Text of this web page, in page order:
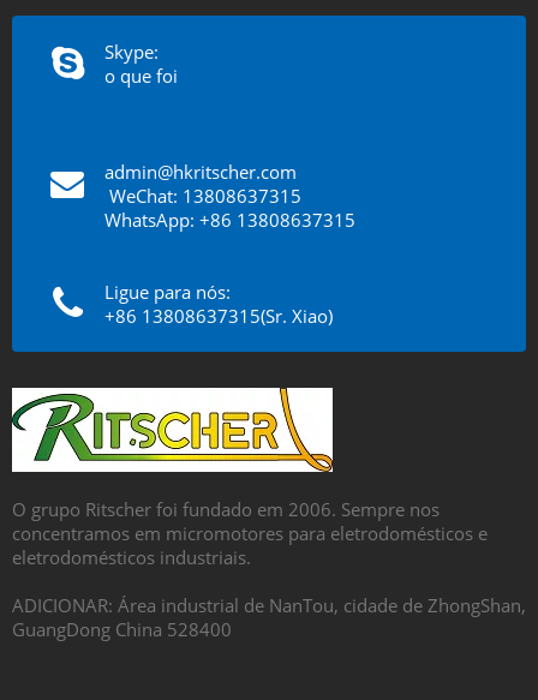
Skype:
o que foi
admin@hkritscher.com
WeChat: 13808637315
WhatsApp: +86 13808637315
Ligue para nós:
+86 13808637315(Sr. Xiao)
O grupo Ritscher foi fundado em 2006. Sempre nos
concentramos em micromotores para eletrodomésticos e
eletrodomésticos industriais.
ADICIONAR: Área industrial de NanTou, cidade de ZhongShan,
GuangDong China 528400